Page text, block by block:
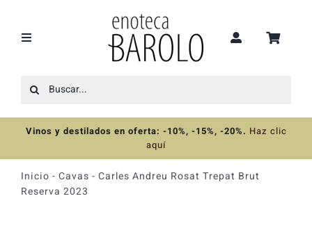
contenido
Toggle
Recomendaciones
Ofertas
Colecciones
Buscar:
Vinos y destilados en oferta: -10%, -15%, -20%. Haz clic
aquí
Inicio - Cavas - Carles Andreu Rosat Trepat Brut
Reserva 2023